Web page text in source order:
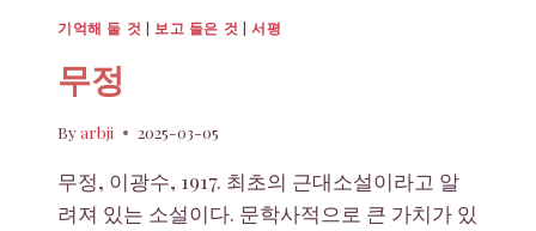
기억해 둘 것 | 보고 들은 것 | 서평
무정
Byarbji 2025-03-05
무정, 이광수, 1917. 최초의 근대소설이라고 알
려져 있는 소설이다. 문학사적으로 큰 가치가 있